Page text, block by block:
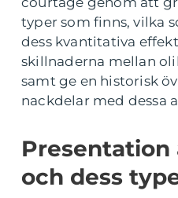
typer som finns, vilka
dess kvantitativa
skillnaderna mellan
samt ge en historisk
nackdelar med dessa
Presentation
och dess